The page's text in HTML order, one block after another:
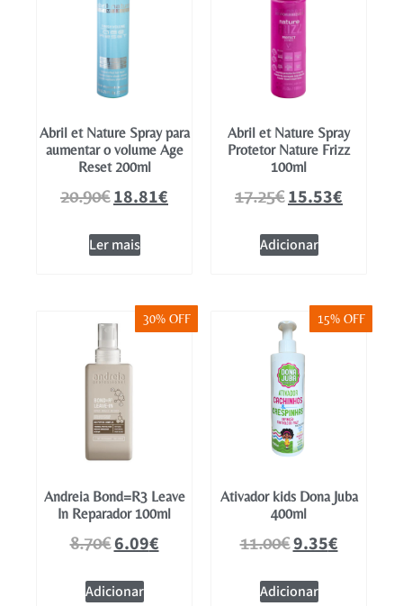
Abril et Nature Spray para
aumentar o volume Age
Reset 200ml
20.90€18.81€
Ler mais
Abril et Nature Spray
Protetor Nature Frizz
100ml
17.25€15.53€
Adicionar
30% OFF
Andreia Bond=R3 Leave
In Reparador 100ml
8.70€6.09€
Adicionar
15% OFF
Ativador kids Dona Juba
400ml
11.00€9.35€
Adicionar